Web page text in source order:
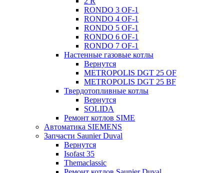
RONDO 3 OF-1
RONDO 4 OF-1
RONDO 5 OF-1
RONDO 6 OF-1
RONDO 7 OF-1
Настенные газовые котлы
Вернутся
METROPOLIS DGT 25 OF
METROPOLIS DGT 25 BF
Твердотопливные котлы
Вернутся
SOLIDA
Ремонт котлов SIME
Автоматика SIEMENS
Запчасти Saunier Duval
Вернутся
Isofast 35
Themaclassic